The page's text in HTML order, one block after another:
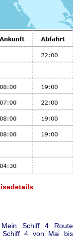
Schiff 4 Route
Schiff 4 von Mai bis